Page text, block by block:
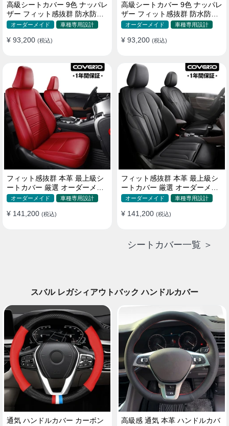
高級シートカバー 9色 ナッパレ
ザー フィット感抜群 防水防汚
オーダーメイド 全席セット
オーダーメイド 車種専用設計
¥ 93,200 (税込)
高級シートカバー 9色 ナッパレ
ザー フィット感抜群 防水防汚
オーダーメイド 全席セット
オーダーメイド 車種専用設計
¥ 93,200 (税込)
フィット感抜群 本革 最上級シ
ートカバー 厳選 オーダーメイ
ド 防水 雰囲気 全席セット
オーダーメイド 車種専用設計
¥ 141,200 (税込)
フィット感抜群 本革 最上級シ
ートカバー 厳選 オーダーメイ
ド 防水 雰囲気 全席セット
オーダーメイド 車種専用設計
¥ 141,200 (税込)
シートカバー一覧 ＞
スバル レガシィアウトバック ハンドルカバー
通気 ハンドルカバー カーボン
高級感 通気 本革 ハンドルカバ